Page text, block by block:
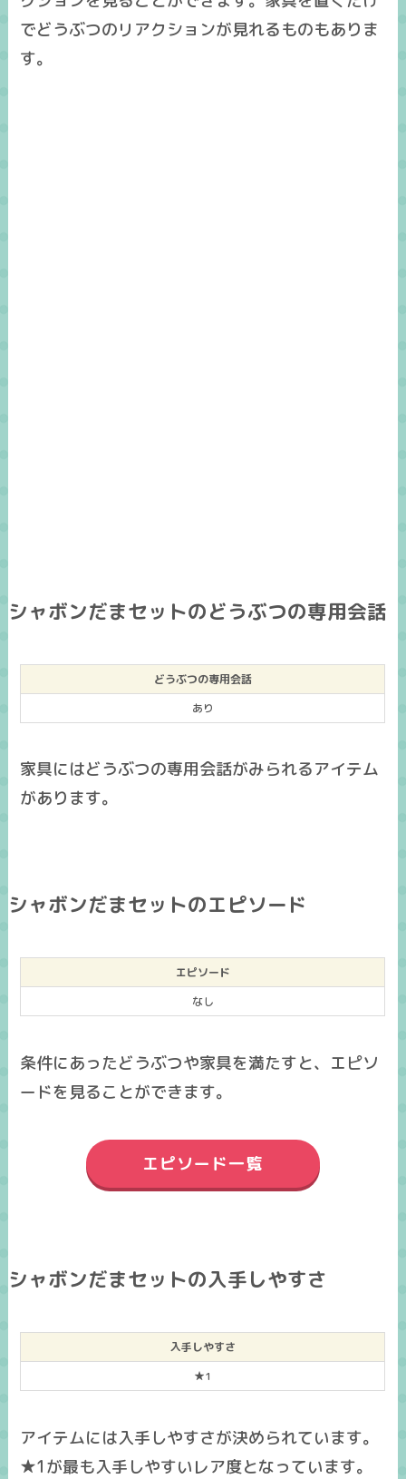
でどうぶつのリアクションが見れるものもありま
す。
シャボンだまセットのどうぶつの専用会話
どうぶつの専用会話
あり
家具にはどうぶつの専用会話がみられるアイテム
があります。
シャボンだまセットのエピソード
エピソード
なし
条件にあったどうぶつや家具を満たすと、エピソ
ードを見ることができます。
エピソード一覧
シャボンだまセットの入手しやすさ
入手しやすさ
★1
アイテムには入手しやすさが決められています。
★1が最も入手しやすいレア度となっています。